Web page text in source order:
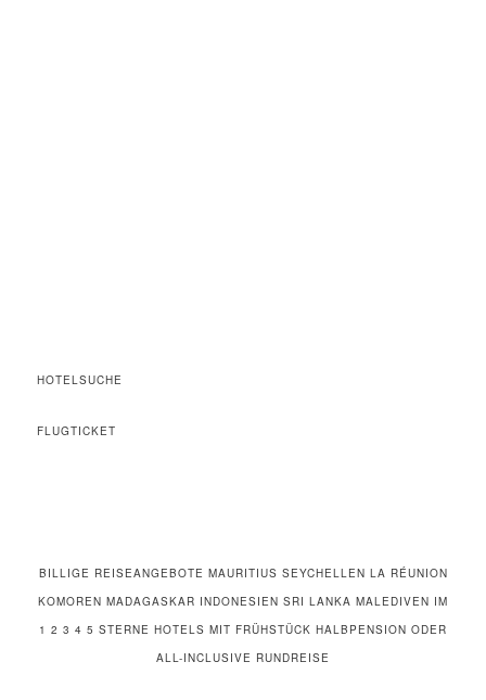
HOTELSUCHE
FLUGTICKET
BILLIGE REISEANGEBOTE MAURITIUS SEYCHELLEN LA RÉUNION
KOMOREN MADAGASKAR INDONESIEN SRI LANKA MALEDIVEN IM
1 2 3 4 5 STERNE HOTELS MIT FRÜHSTÜCK HALBPENSION ODER
ALL-INCLUSIVE RUNDREISE